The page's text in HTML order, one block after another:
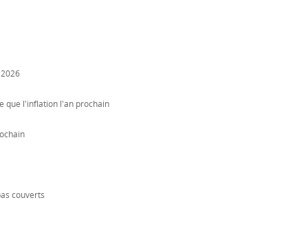
que l'inflation l'an prochain
couverts